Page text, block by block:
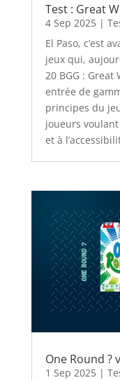
Test : Great
4 Sep 2025|
El Paso, c’est
jeux qui,
20 BGG :
entrée de
principes du
joueurs
et à
One Round ?
1 Sep 2025|